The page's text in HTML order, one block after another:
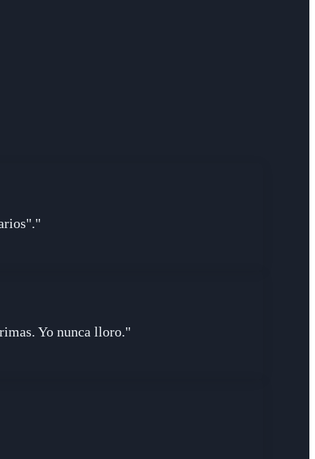
Yo nunca lloro."